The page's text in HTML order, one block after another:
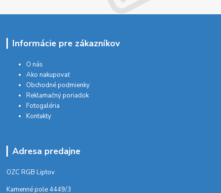
Informácie pre zákazníkov
O nás
Ako nakupovať
Obchodné podmienky
Reklamačný poriadok
Fotogaléria
Kontakty
Adresa predajne
OZC RGB Liptov
Kamenné pole 4449/3